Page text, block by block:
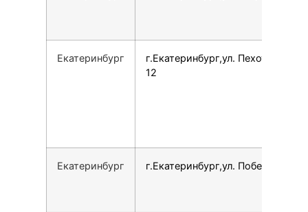
Екатеринбург
г.Екатеринбург,ул. Пехотинцев,
12
Екатеринбург г.Екатеринбург,ул. Победы, 14А